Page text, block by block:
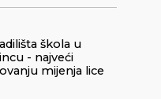
škola u
- najveći
mijenja lice